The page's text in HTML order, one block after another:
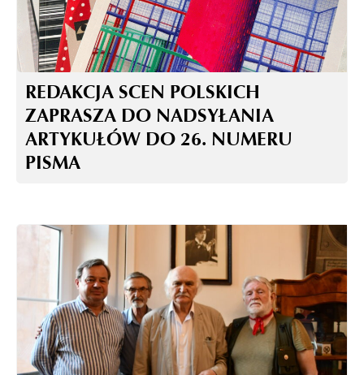
REDAKCJA SCEN POLSKICH
ZAPRASZA DO NADSYŁANIA
ARTYKUŁÓW DO 26. NUMERU
PISMA